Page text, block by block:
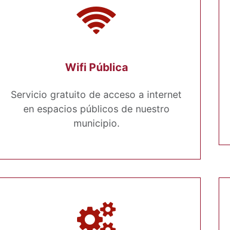
Wifi Pública
Servicio gratuito de acceso a internet
en espacios públicos de nuestro
municipio.